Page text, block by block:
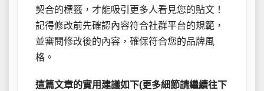
契合的標籤，才能吸引更多人看見您的貼文！
記得修改前先確認內容符合社群平台的規範，
並審閱修改後的內容，確保符合您的品牌風
格。
這篇文章的實用建議如下(更多細節請繼續往下